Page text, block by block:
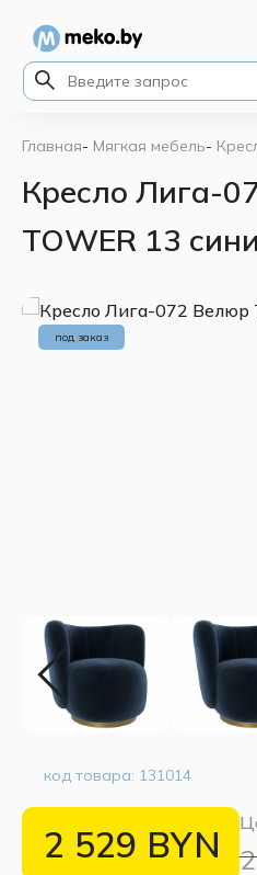
Главная- Мягкая мебель-
Кресло Лига-
TOWER 13
под заказ
код товара: 131014
2 529 BYN